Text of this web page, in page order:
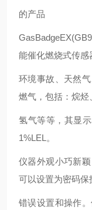
的产品
能催化燃烧式传感
环境事故、天然
燃气，包括：烷烃
氢气等等，其显
1%LEL。
仪器外观小巧新
可以设置为密码保
错误设置和操作